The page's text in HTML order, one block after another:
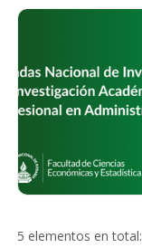
5 elementos en total: